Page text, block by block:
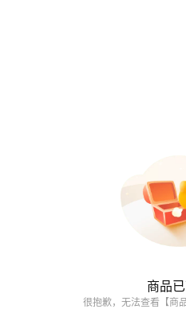
商品
很抱歉，无法查看【商